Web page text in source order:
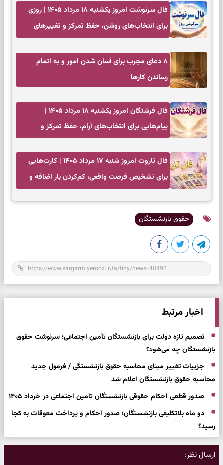
فال سرنوشت امروز یکشنبه ۱۸ مرداد ۱۴۰۵ | روزی
برای انتخاب‌های روشن، حفظ تمرکز و تغییرهای
۸ دعای مجرب برای آسان شدن امور و به اتمام
رساندن کار‌ها
فال فرشتگان امروز یکشنبه ۱۸ مرداد ۱۴۰۵ |
پیام‌هایی برای انتخاب‌های آرام، حفظ تمرکز و
فال تاروت امروز شنبه ۱۷ مرداد ۱۴۰۵ | کارت‌هایی
برای تشخیص فرصت واقعی، کم‌کردن بار اضافه و
حقوق بازنشستگان
اخبار مرتبط
تصمیم تازه دولت برای بازنشستگان تأمین اجتماعی؛ سرنوشت حقوق
بازنشستگان چه می‌شود؟
جزییات تغییر مبنای محاسبه حقوق بازنشستگی / فرمول جدید
محاسبه حقوق بازنشستگان اعلام شد
صدور قطعی احکام حقوقی بازنشستگان تامین اجتماعی در خرداد ۱۴۰۵
دو ماه بلاتکلیفی بازنشستگان؛ صدور احکام و پرداخت معوقات به کجا
رسید؟
ارسال نظر: